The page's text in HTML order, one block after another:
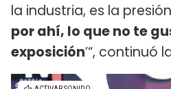
la industria, es la
por ahí, lo que no te
exposición’“, continuó